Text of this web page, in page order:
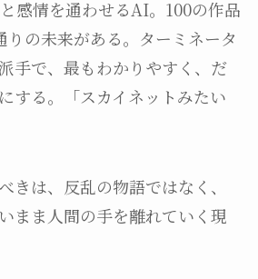
感情を通わせるAI。100の作品
りの未来がある。ターミネータ
手で、最もわかりやすく、だ
する。「スカイネットみたい
きは、反乱の物語ではなく、
まま人間の手を離れていく現